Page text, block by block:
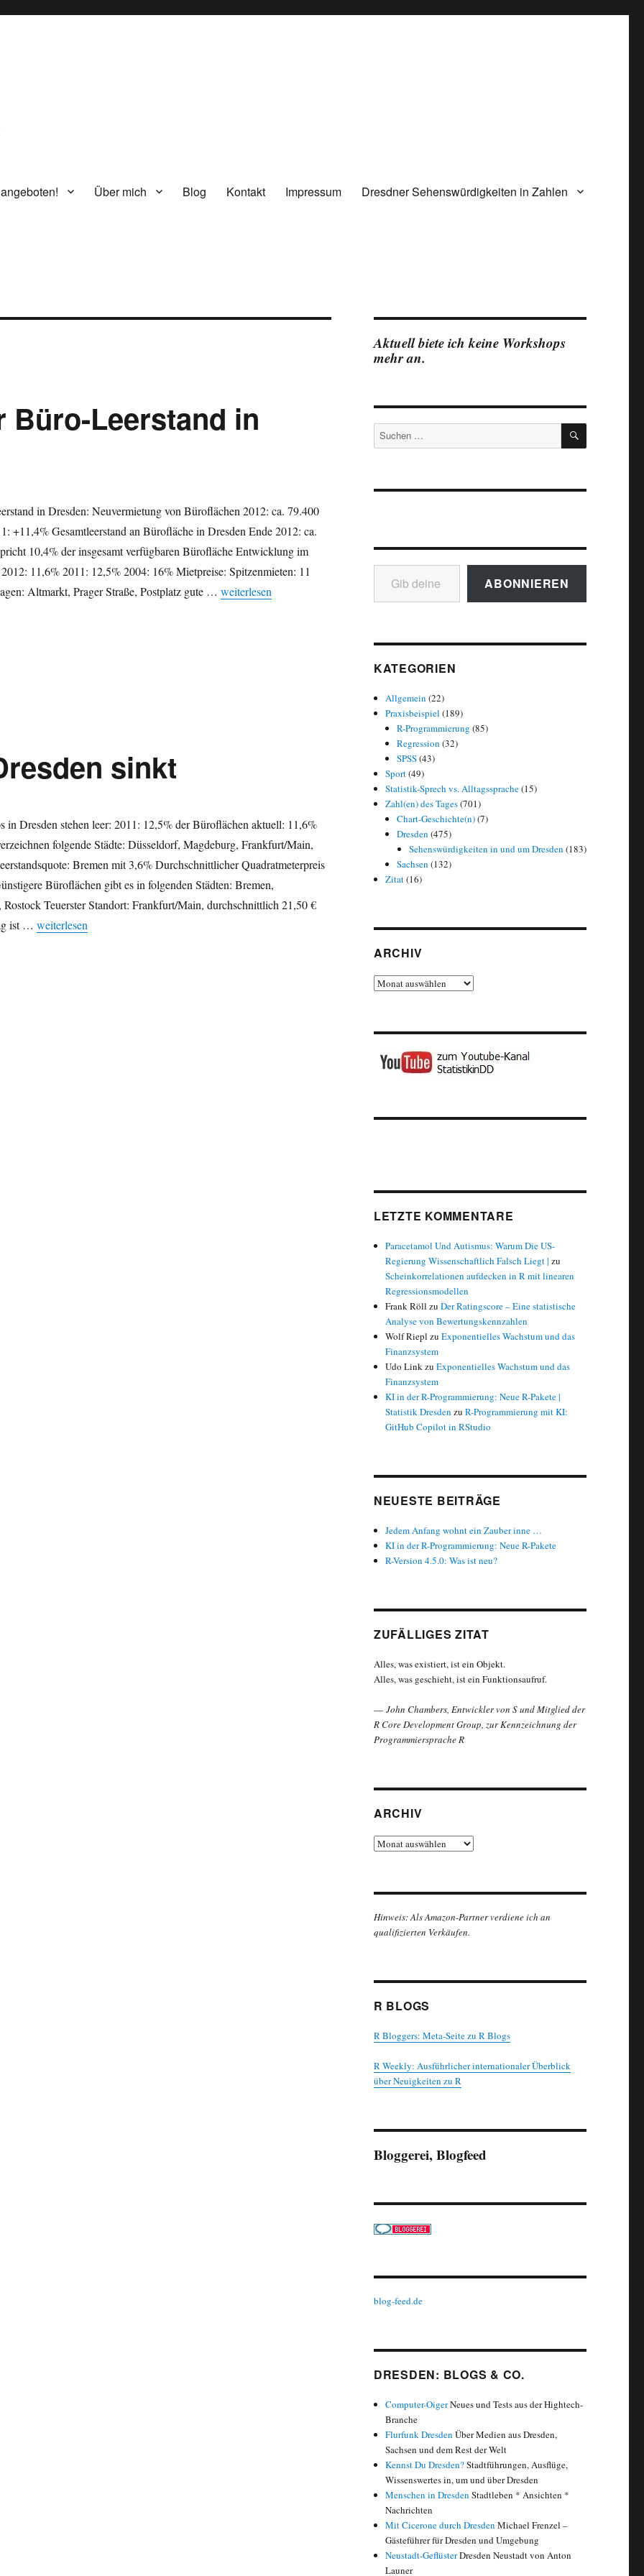
Über mich Blog Kontakt Impressum
Dresdner Sehenswürdigkeiten in Zahlen
Büro-Leerstand in
in Dresden: Neuvermietung von Büroflächen 2012: ca. 79.400
+11,4% Gesamtleerstand an Bürofläche in Dresden Ende 2012: ca.
10,4% der insgesamt verfügbaren Bürofläche Entwicklung im
11,6% 2011: 12,5% 2004: 16% Mietpreise: Spitzenmieten: 11
Altmarkt, Prager Straße, Postplatz gute … „Weiterhin sinkender Büro-Leerstand in Dresden“
weiterlesen
sinkt
in Dresden stehen leer: 2011: 12,5% der Büroflächen aktuell: 11,6%
folgende Städte: Düsseldorf, Magdeburg, Frankfurt/Main,
Bremen mit 3,6% Durchschnittlicher Quadratmeterpreis
Büroflächen gibt es in folgenden Städten: Bremen,
Teuerster Standort: Frankfurt/Main, durchschnittlich 21,50 €
ist … „Büro-Leerstand in Dresden sinkt“
weiterlesen
Aktuell biete ich keine Workshops
mehr an.
Suchen
nach:
SUCHEN
Gib deine E-Mail-Adresse ein ...
ABONNIEREN
KATEGORIEN
Allgemein (22)
Praxisbeispiel (189)
R-Programmierung (85)
Regression (32)
SPSS(43)
Sport(49)
Statistik-Sprech vs. Alltagssprache(15)
Zahl(en) des Tages(701)
Chart-Geschichte(n)(7)
Dresden (475)
Sehenswürdigkeiten in und um Dresden (183)
Sachsen (132)
Zitat(16)
ARCHIV
Archiv
LETZTE KOMMENTARE
Paracetamol Und Autismus: Warum Die US-
Regierung Wissenschaftlich Falsch Liegt | zu
Scheinkorrelationen aufdecken in R mit linearen
Regressionsmodellen
Frank Röll zuDer Ratingscore – Eine statistische
Analyse von Bewertungskennzahlen
Wolf Riepl zuExponentielles Wachstum und das
Finanzsystem
Udo LinkzuExponentielles Wachstum und das
Finanzsystem
KI in der R-Programmierung: Neue R-Pakete |
Statistik Dresden zuR-Programmierung mit KI:
GitHub Copilot in RStudio
NEUESTE BEITRÄGE
Jedem Anfang wohnt ein Zauber inne …
KI in der R-Programmierung: Neue R-Pakete
R-Version 4.5.0: Was ist neu?
ZUFÄLLIGES ZITAT
Alles, was existiert, ist ein Objekt.
Alles, was geschieht, ist ein Funktionsaufruf.
— John Chambers, Entwickler von S und Mitglied der
R Core Development Group, zur Kennzeichnung der
Programmiersprache R
ARCHIV
Archiv
Hinweis: Als Amazon-Partner verdiene ich an
qualifizierten Verkäufen.
R BLOGS
R Bloggers: Meta-Seite zu R Blogs
R Weekly: Ausführlicher internationaler Überblick
über Neuigkeiten zu R
Bloggerei, Blogfeed
blog-feed.de
DRESDEN: BLOGS & CO.
Computer-OigerNeues und Tests aus der Hightech-
Branche
Flurfunk Dresden Über Medien aus Dresden,
Sachsen und dem Rest der Welt
Kennst Du Dresden?Stadtführungen, Ausflüge,
Wissenswertes in, um und über Dresden
Menschen in Dresden Stadtleben * Ansichten *
Nachrichten
Mit Cicerone durch Dresden Michael Frenzel –
Gästeführer für Dresden und Umgebung
Neustadt-GeflüsterDresden Neustadt von Anton
Launer